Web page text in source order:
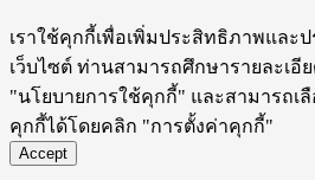
เราใช้คุกกี้เพื่อเพิ่มประสิทธิภาพและ
เว็บไซต์ ท่านสามารถศึกษารายละเอี
"นโยบายการใช้คุกกี้" และสามารถเ
คุกกี้ได้โดยคลิก "การตั้งค่าคุกกี้"
Accept